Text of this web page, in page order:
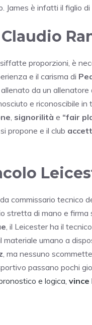
James è infatti il figlio di
proporzioni, è
e il carisma di
da un
e riconoscibile
signorilità e “fair
si propone e il club
commissario tecnico
stretta di mano e firma
, il Leicester ha il
umano a
, ma nessuno
passano pochi
e logica, vince